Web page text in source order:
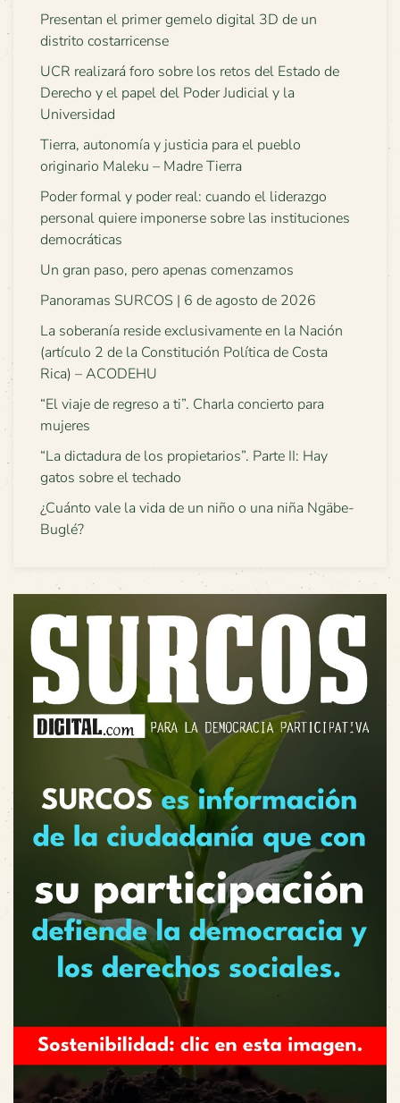
Presentan el primer gemelo digital 3D de un
distrito costarricense
UCR realizará foro sobre los retos del Estado de
Derecho y el papel del Poder Judicial y la
Universidad
Tierra, autonomía y justicia para el pueblo
originario Maleku – Madre Tierra
Poder formal y poder real: cuando el liderazgo
personal quiere imponerse sobre las instituciones
democráticas
Un gran paso, pero apenas comenzamos
Panoramas SURCOS | 6 de agosto de 2026
La soberanía reside exclusivamente en la Nación
(artículo 2 de la Constitución Política de Costa
Rica) – ACODEHU
“El viaje de regreso a ti”. Charla concierto para
mujeres
“La dictadura de los propietarios”. Parte II: Hay
gatos sobre el techado
¿Cuánto vale la vida de un niño o una niña Ngäbe-
Buglé?